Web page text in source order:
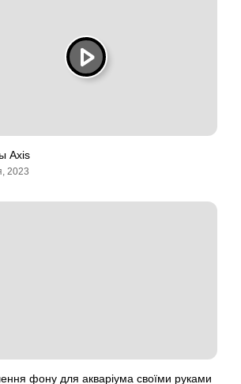
Axis
2023
фону для акваріума своїми руками